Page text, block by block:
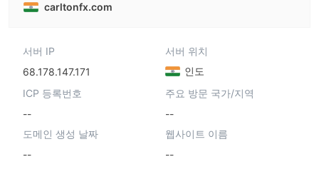
carltonfx.com
서버 IP
68.178.147.171
서버 위치
인도
ICP 등록번호
--
주요 방문 국가/지역
--
도메인 생성 날짜
--
웹사이트 이름
--